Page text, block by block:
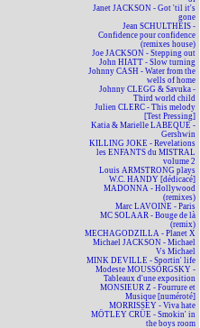
Janet JACKSON - Got 'til it's
gone
Jean SCHULTHEIS -
Confidence pour confidence
(remixes house)
Joe JACKSON - Stepping out
John HIATT - Slow turning
Johnny CASH - Water from the
wells of home
Johnny CLEGG & Savuka -
Third world child
Julien CLERC - This melody
[Test Pressing]
Katia & Marielle LABEQUE -
Gershwin
KILLING JOKE - Revelations
les ENFANTS du MISTRAL
volume 2
Louis ARMSTRONG plays
W.C. HANDY [dédicacé]
MADONNA - Hollywood
(remixes)
Marc LAVOINE - Paris
MC SOLAAR - Bouge de là
(remix)
MECHAGODZILLA - Planet X
Michael JACKSON - Michael
Vs Michael
MINK DEVILLE - Sportin' life
Modeste MOUSSORGSKY -
Tableaux d'une exposition
MONSIEUR Z - Fourrure et
Musique [numéroté]
MORRISSEY - Viva hate
MÖTLEY CRÜE - Smokin' in
the boys room